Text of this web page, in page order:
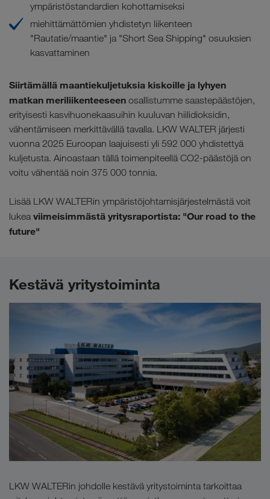
ympäristöstandardien kohottamiseksi
miehittämättömien yhdistetyn liikenteen
"Rautatie/maantie" ja "Short Sea Shipping" osuuksien
kasvattaminen
Siirtämällä maantiekuljetuksia kiskoille ja lyhyen
matkan meriliikenteeseen osallistumme saastepäästöjen,
erityisesti kasvihuonekaasuihin kuuluvan hiilidioksidin,
vähentämiseen merkittävällä tavalla. LKW WALTER järjesti
vuonna 2025 Euroopan laajuisesti yli 592 000 yhdistettyä
kuljetusta. Ainoastaan tällä toimenpiteellä CO2-päästöjä on
voitu vähentää noin 375 000 tonnia.
Lisää LKW WALTERin ympäristöjohtamisjärjestelmästä voit
lukea viimeisimmästä yritysraportista: "Our road to the
future"
Kestävä yritystoiminta
LKW WALTERin johdolle kestävä yritystoiminta tarkoittaa